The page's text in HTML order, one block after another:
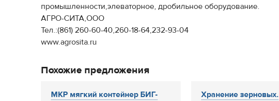
промышленности,элеваторное, дробильное оборудование.
АГРО-СИТА,ООО
Тел.:(861) 260-60-40,260-18-64,232-93-04
www.agrosita.ru
Похожие предложения
МКР мягкий контейнер БИГ-
Хранение зерновых.